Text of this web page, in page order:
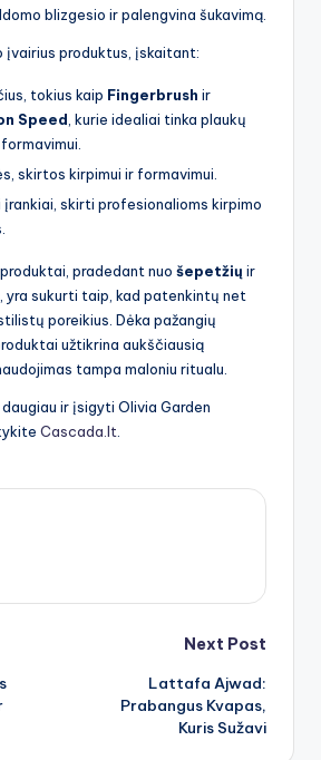
blizgesio ir palengvina šukavimą.
įvairius produktus, įskaitant:
tokius kaip Fingerbrush ir
Speed , kurie idealiai tinka plaukų
skirtos kirpimui ir formavimui.
skirti profesionalioms kirpimo
pradedant nuo šepetžių ir
, yra sukurti taip, kad patenkintų net
poreikius. Dėka pažangių
užtikrina aukščiausią
tampa maloniu ritualu.
ir įsigyti Olivia Garden
Cascada.lt
Next Post
Lattafa Ajwad:
Prabangus Kvapas,
Kuris Sužavi